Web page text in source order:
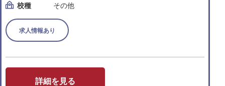
校種
その他
求人情報あり
詳細を見る